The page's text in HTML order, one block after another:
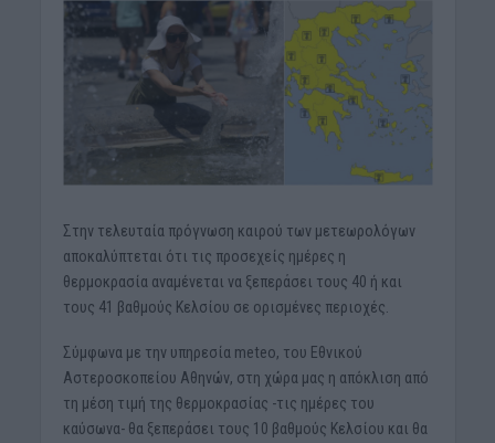
Στην τελευταία πρόγνωση καιρού των μετεωρολόγων
αποκαλύπτεται ότι τις προσεχείς ημέρες η
θερμοκρασία αναμένεται να ξεπεράσει τους 40 ή και
τους 41 βαθμούς Κελσίου σε ορισμένες περιοχές.
Σύμφωνα με την υπηρεσία meteo, του Εθνικού
Αστεροσκοπείου Αθηνών, στη χώρα μας η απόκλιση από
τη μέση τιμή της θερμοκρασίας -τις ημέρες του
καύσωνα- θα ξεπεράσει τους 10 βαθμούς Κελσίου και θα